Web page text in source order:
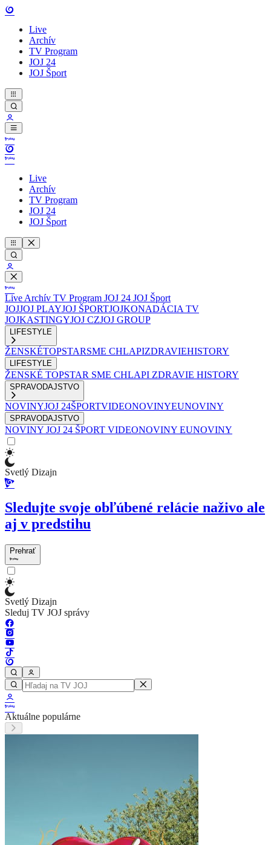
Live
Archív
TV Program
JOJ 24
JOJ Šport
Live
Archív
TV Program
JOJ 24
JOJ Šport
Live Archív TV Program JOJ 24 JOJ Šport
JOJJOJ PLAYJOJ ŠPORTJOJKONADÁCIA TV
JOJKASTINGYJOJ CZJOJ GROUP
LIFESTYLE
ŽENSKÉTOPSTARSME CHLAPIZDRAVIEHISTORY
LIFESTYLE
ŽENSKÉ TOPSTAR SME CHLAPI ZDRAVIE HISTORY
SPRAVODAJSTVO
NOVINYJOJ 24ŠPORTVIDEONOVINYEUNOVINY
SPRAVODAJSTVO
NOVINY JOJ 24 ŠPORT VIDEONOVINY EUNOVINY
Svetlý Dizajn
Sledujte svoje obľúbené relácie naživo ale
aj v predstihu
Prehrať
Svetlý Dizajn
Sleduj TV JOJ správy
Aktuálne populárne